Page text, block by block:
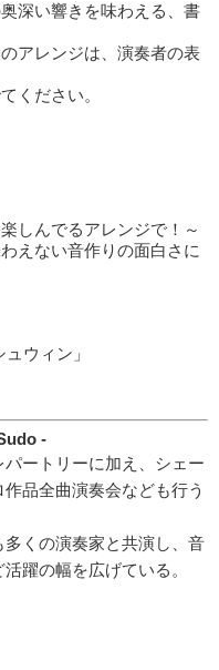
深い響きを味わえる、書
アレンジは、演奏者の表
ください。
しんでるアレンジで！～
えない音作りの面白さに
ウィン」
-
パートリーに加え、シェー
品全曲演奏会なども行う
くの演奏家と共演し、音
躍の幅を広げている。